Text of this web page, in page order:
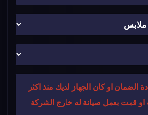
الضمان او كان الجهاز لديك منذ اكثر
او قمت بعمل صيانة له خارج الشركة